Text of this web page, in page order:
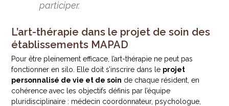
participer.
L’art-thérapie dans le projet de soin des
établissements MAPAD
Pour être pleinement efficace, l’art-thérapie ne peut pas
fonctionner en silo. Elle doit s’inscrire dans le projet
personnalisé de vie et de soin de chaque résident, en
cohérence avec les objectifs définis par l’équipe
pluridisciplinaire : médecin coordonnateur, psychologue,